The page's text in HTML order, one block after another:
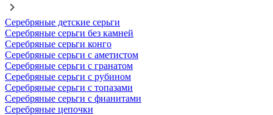
Серебряные детские серьги
Серебряные серьги без камней
Серебряные серьги конго
Серебряные серьги с аметистом
Серебряные серьги с гранатом
Серебряные серьги с рубином
Серебряные серьги с топазами
Серебряные серьги с фианитами
Серебряные цепочки